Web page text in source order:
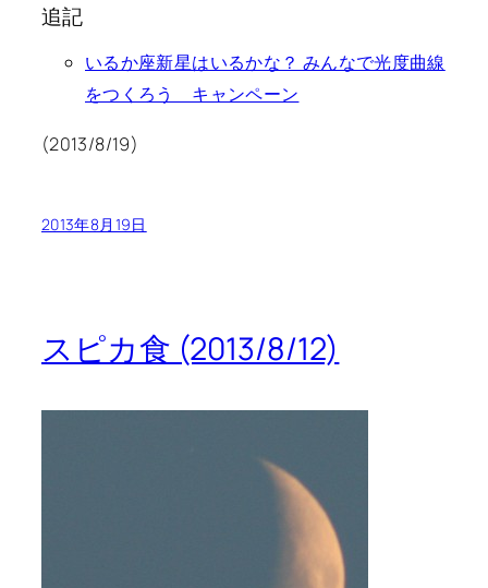
追記
いるか座新星はいるかな？ みんなで光度曲線
をつくろう キャンペーン
(2013/8/19)
2013年8月19日
スピカ食 (2013/8/12)